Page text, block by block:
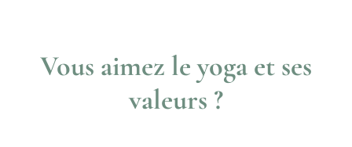
Vous aimez le yoga et ses
valeurs ?